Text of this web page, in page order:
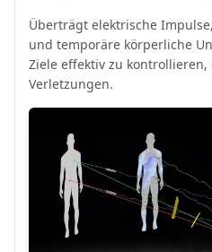
Überträgt elektrische
und temporäre körperliche
Ziele effektiv zu
Verletzungen.